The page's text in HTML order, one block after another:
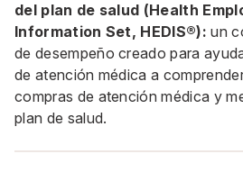
del plan de salud (Health
Information Set, HEDIS®): un
de desempeño creado para
de atención médica a
compras de atención médica y
plan de salud.